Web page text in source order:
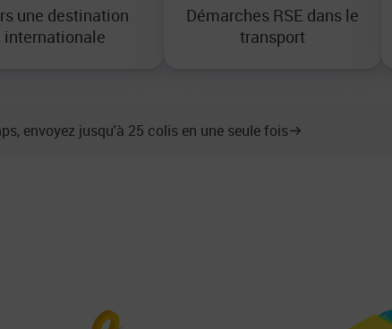
une destination
internationale
Démarches RSE dans le
transport
envoyez jusqu'à 25 colis en une seule fois